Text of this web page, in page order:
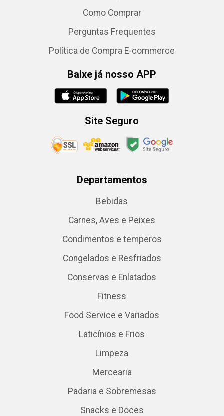
Como Comprar
Perguntas Frequentes
Política de Compra E-commerce
Baixe já nosso APP
Site Seguro
Departamentos
Bebidas
Carnes, Aves e Peixes
Condimentos e temperos
Congelados e Resfriados
Conservas e Enlatados
Fitness
Food Service e Variados
Laticínios e Frios
Limpeza
Mercearia
Padaria e Sobremesas
Snacks e Doces